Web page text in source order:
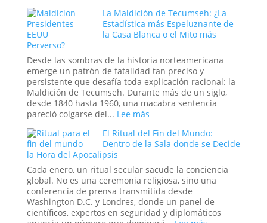
Ciencia
y
Sedujeron
a
la
Nueva
Era
Experimento
Ruso
Sueño:
La
Pesadilla
Digital
que
se
Hizo
Pasar
por
Historia
La Maldición de Tecumseh: ¿La
Estadística más Espeluznante de
la Casa Blanca o el Mito más
Perverso?
Desde las sombras de la historia norteamericana
emerge un patrón de fatalidad tan preciso y
persistente que desafía toda explicación racional: la
Maldición de Tecumseh. Durante más de un siglo,
desde 1840 hasta 1960, una macabra sentencia
pareció colgarse del... Lee más:
Maldición
de
¿La
Estadística
más
Espeluznante
de
El Ritual del Fin del Mundo:
Dentro de la Sala donde se Decide
la Hora del Apocalipsis
Cada enero, un ritual secular sacude la conciencia
global. No es una ceremonia religiosa, sino una
conferencia de prensa transmitida desde
Washington D.C. y Londres, donde un panel de
científicos, expertos en seguridad y diplomáticos